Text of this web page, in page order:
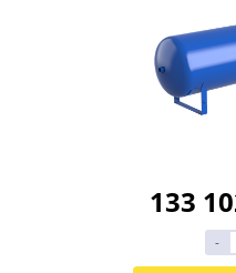
133
-